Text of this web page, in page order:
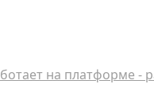
на платформе -